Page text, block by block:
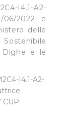
I4.1-A2-
2022 e
delle
Dighe e le
I4.1-A2-
CUP